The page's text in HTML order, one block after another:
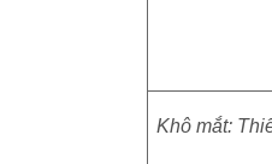
Khô mắt: